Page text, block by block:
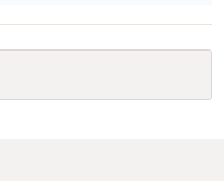
られますので、一度弁護
勧め致します。